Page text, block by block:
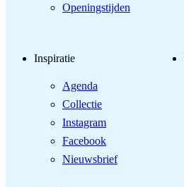
Openingstijden
Inspiratie
Agenda
Collectie
Instagram
Facebook
Nieuwsbrief